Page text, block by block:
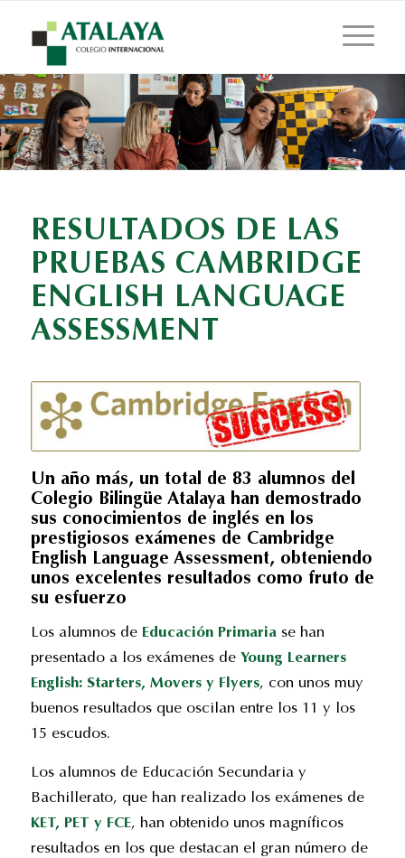
RESULTADOS DE LAS
PRUEBAS CAMBRIDGE
ENGLISH LANGUAGE
ASSESSMENT
Un año más, un total de 83 alumnos del
Colegio Bilingüe Atalaya han demostrado
sus conocimientos de inglés en los
prestigiosos exámenes de Cambridge
English Language Assessment, obteniendo
unos excelentes resultados como fruto de
su esfuerzo
Los alumnos de Educación Primariase han
presentado a los exámenes de Young Learners
English: Starters, Movers y Flyers, con unos muy
buenos resultados que oscilan entre los 11 y los
15 escudos.
Los alumnos de Educación Secundaria y
Bachillerato, que han realizado los exámenes de
KET, PET y FCE, han obtenido unos magníficos
resultados en los que destacan el gran número de